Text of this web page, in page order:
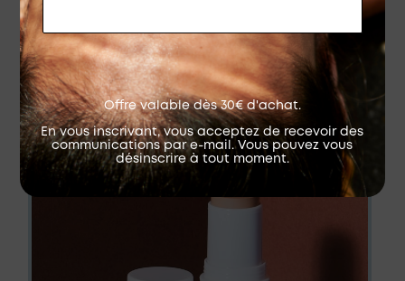
✔︎Son emballage recyclable
Offre valable dès 30€ d'achat.
En vous inscrivant, vous acceptez de recevoir des
communications par e-mail. Vous pouvez vous
désinscrire à tout moment.